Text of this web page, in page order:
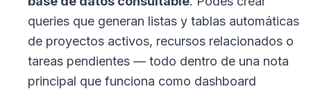
queries que generan listas y tablas automáticas
de proyectos activos, recursos relacionados o
tareas pendientes — todo dentro de una nota
principal que funciona como dashboard